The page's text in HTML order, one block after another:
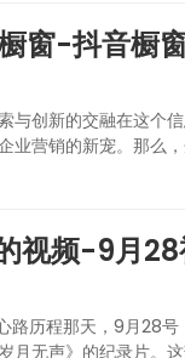
窗-抖音橱
与创新的交融在这个
业营销的新宠。那么
视频-9月
路历程那天，9月28号
月无声》的纪录片。